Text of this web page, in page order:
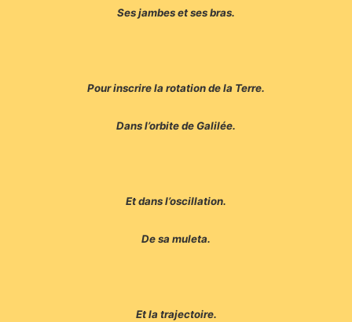
Ses jambes et ses bras.
Pour inscrire la rotation de la Terre.
Dans l’orbite de Galilée.
Et dans l’oscillation.
De sa muleta.
Et la trajectoire.